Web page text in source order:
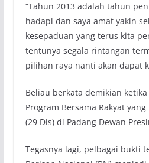
“Tahun 2013 adalah tahun
hadapi dan saya amat yakin
kesepaduan yang terus kita
tentunya segala rintangan
pilihan raya nanti akan dapat
Beliau berkata demikian
Program Bersama Rakyat
(29 Dis) di Padang Dewan
Tegasnya lagi, pelbagai bukti